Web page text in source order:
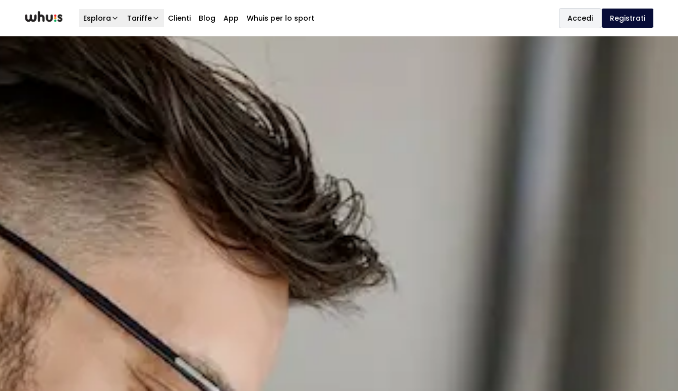
Esplora Tariffe Clienti Blog App Whuis per lo sport Accedi Registrati